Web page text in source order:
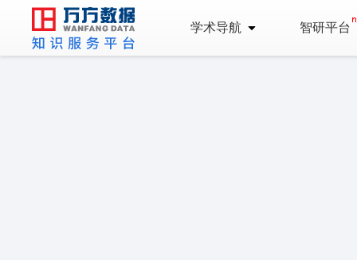
学术导航 智研平台